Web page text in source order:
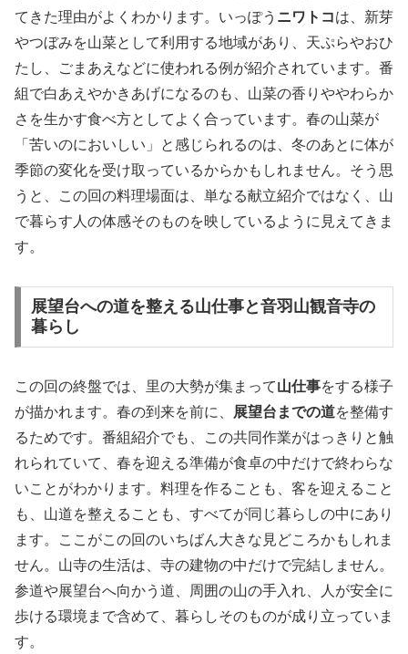
てきた理由がよくわかります。いっぽう ニワトコは、新芽
やつぼみを山菜として利用する地域があり、天ぷらやおひ
たし、ごまあえなどに使われる例が紹介されています。番
組で白あえやかきあげになるのも、山菜の香りややわらか
さを生かす食べ方としてよく合っています。春の山菜が
「苦いのにおいしい」と感じられるのは、冬のあとに体が
季節の変化を受け取っているからかもしれません。そう思
うと、この回の料理場面は、単なる献立紹介ではなく、山
で暮らす人の体感そのものを映しているように見えてきま
す。
展望台への道を整える山仕事と音羽山観音寺の
暮らし
この回の終盤では、里の大勢が集まって山仕事をする様子
が描かれます。春の到来を前に、
展望台までの道を整備す
るためです。番組紹介でも、この共同作業がはっきりと触
れられていて、春を迎える準備が食卓の中だけで終わらな
いことがわかります。料理を作ることも、客を迎えること
も、山道を整えることも、すべてが同じ暮らしの中にあり
ます。ここがこの回のいちばん大きな見どころかもしれま
せん。山寺の生活は、寺の建物の中だけで完結しません。
参道や展望台へ向かう道、周囲の山の手入れ、人が安全に
歩ける環境まで含めて、暮らしそのものが成り立っていま
す。